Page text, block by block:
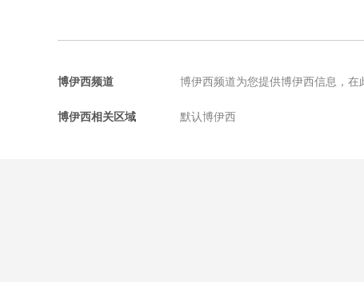
博伊西频道 博伊西频道为您提供博伊西信息，在
博伊西相关区域 默认博伊西